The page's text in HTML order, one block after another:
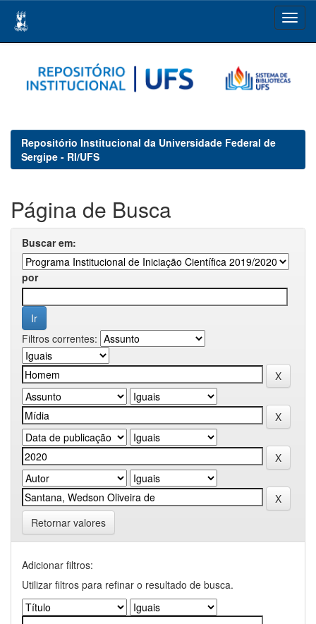
navigation
Repositório Institucional da Universidade Federal de
Sergipe - RI/UFS
Página de Busca
Buscar em:
por
Filtros correntes:
Retornar valores
Adicionar filtros:
Utilizar filtros para refinar o resultado de busca.